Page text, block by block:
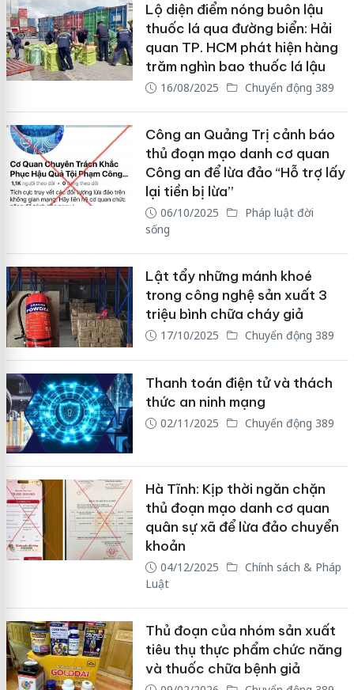
Lộ diện điểm nóng buôn lậu
thuốc lá qua đường biển: Hải
quan TP. HCM phát hiện hàng
trăm nghìn bao thuốc lá lậu
16/08/2025 Chuyển động 389
Công an Quảng Trị cảnh báo
thủ đoạn mạo danh cơ quan
Công an để lừa đảo “Hỗ trợ lấy
lại tiền bị lừa”
06/10/2025
Pháp luật đời
sống
Lật tẩy những mánh khoé
trong công nghệ sản xuất 3
triệu bình chữa cháy giả
17/10/2025 Chuyển động 389
Thanh toán điện tử và thách
thức an ninh mạng
02/11/2025 Chuyển động 389
Hà Tĩnh: Kịp thời ngăn chặn
thủ đoạn mạo danh cơ quan
quân sự xã để lừa đảo chuyển
khoản
04/12/2025
Chính sách & Pháp
Luật
Thủ đoạn của nhóm sản xuất
tiêu thụ thực phẩm chức năng
và thuốc chữa bệnh giả